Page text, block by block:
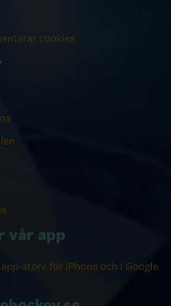
cookies
vår app
store för iPhone och i Google